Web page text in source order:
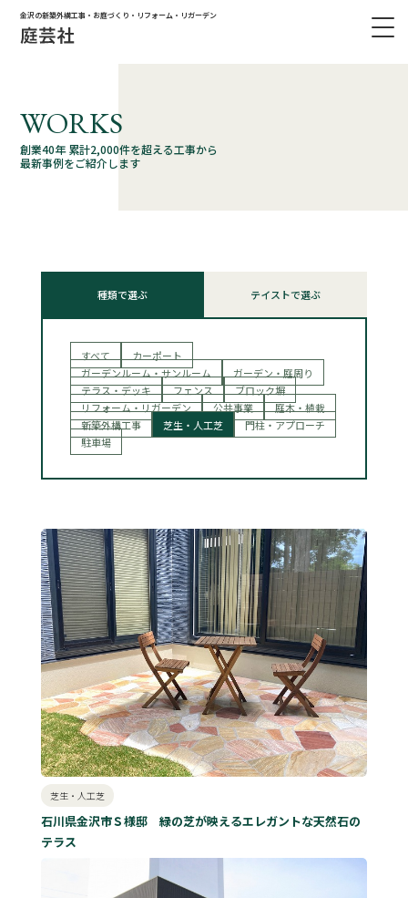
金沢の新築外構工事・お庭づくり・リフォーム・リガーデン
WORKS
創業40年 累計2,000件を超える工事から
最新事例をご紹介します
種類で選ぶ テイストで選ぶ
すべて
カーポート
ガーデンルーム・サンルーム
ガーデン・庭周り
テラス・デッキ
フェンス
ブロック塀
リフォーム・リガーデン
公共事業
庭木・植栽
新築外構工事
芝生・人工芝
門柱・アプローチ
駐車場
芝生・人工芝
石川県金沢市Ｓ様邸 緑の芝が映えるエレガントな天然石の
テラス